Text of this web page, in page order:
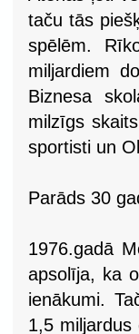
taču tās
spēlēm.
miljardiem
Biznesa
milzīgs
sportisti un
Parāds 30
1976.gadā
apsolīja, ka
ienākumi.
1,5